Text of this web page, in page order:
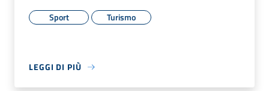
Sport Turismo
LEGGI DI PIÙ